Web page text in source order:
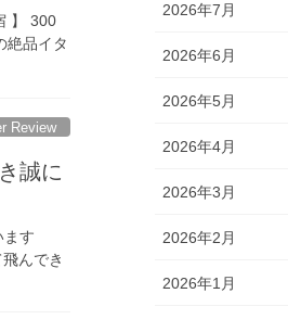
】 300
絶品イタ
Review
誠に
す
んでき
2026年7月
2026年6月
2026年5月
2026年4月
2026年3月
2026年2月
2026年1月